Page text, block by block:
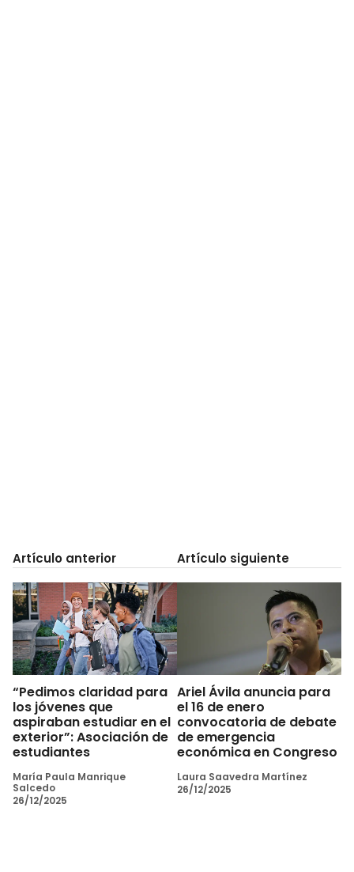
Artículo anterior
“Pedimos claridad para
los jóvenes que
aspiraban estudiar en el
exterior”: Asociación de
estudiantes
María Paula Manrique
Salcedo
26/12/2025
Artículo siguiente
Ariel Ávila anuncia para
el 16 de enero
convocatoria de debate
de emergencia
económica en Congreso
Laura Saavedra Martínez
26/12/2025